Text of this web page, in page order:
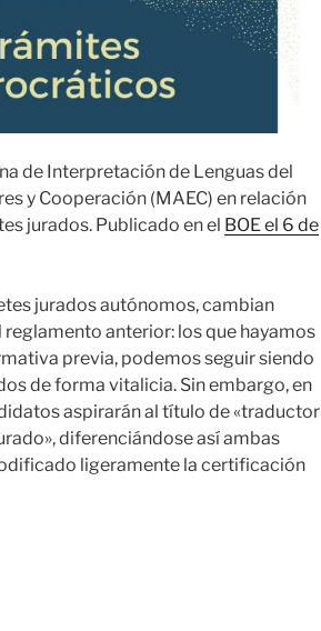
de Interpretación de Lenguas del
y Cooperación (MAEC) en relación
jurados. Publicado en el BOEel 6 de
jurados autónomos, cambian
anterior: los que hayamos
previa, podemos seguir siendo
de forma vitalicia. Sin embargo, en
aspirarán al título de «traductor
diferenciándose así ambas
ligeramente la certificación